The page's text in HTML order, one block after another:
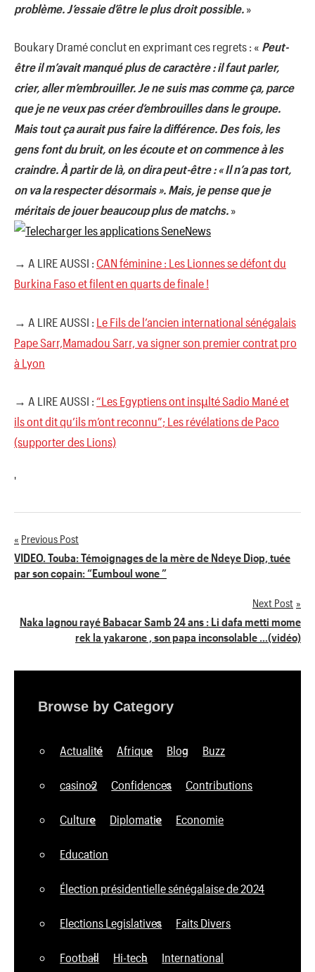
problème. J’essaie d’être le plus droit possible. »
Boukary Dramé conclut en exprimant ces regrets : « Peut-
être il m’avait manqué plus de caractère : il faut parler,
crier, aller m’embrouiller. Je ne suis mas comme ça, parce
que je ne veux pas créer d’embrouilles dans le groupe.
Mais tout ça aurait pus faire la différence. Des fois, les
gens font du bruit, on les écoute et on commence à les
craindre. À partir de là, on dira peut-être : « Il n’a pas tort,
on va la respecter désormais ». Mais, je pense que je
méritais de jouer beaucoup plus de matchs. »
→ A LIRE AUSSI : CAN féminine : Les Lionnes se défont du
Burkina Faso et filent en quarts de finale !
→ A LIRE AUSSI : Le Fils de l’ancien international sénégalais
Pape Sarr,Mamadou Sarr, va signer son premier contrat pro
à Lyon
→ A LIRE AUSSI : “Les Egyptiens ont insµlté Sadio Mané et
ils ont dit qu’ils m’ont reconnu”; Les révélations de Paco
(supporter des Lions)
'
Navigation
de
Previous Post
VIDEO. Touba: Témoignages de la mère de Ndeye Diop, tuée
par son copain: “Eumboul wone ”
Next Post
Naka lagnou rayé Babacar Samb 24 ans : Li dafa metti mome
rek la yakarone , son papa inconsolable …(vidéo)
Browse by Category
Actualité Afrique Blog Buzz
casino2 Confidences Contributions
Culture Diplomatie Economie
Education
Élection présidentielle sénégalaise de 2024
Elections Legislatives Faits Divers
Football Hi-tech International